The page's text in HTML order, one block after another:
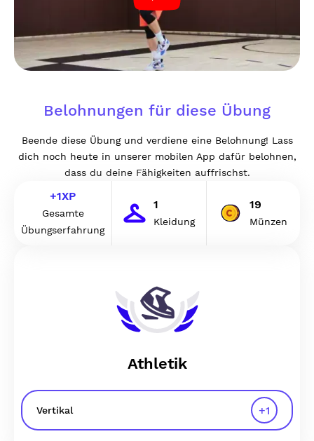
Belohnungen für diese Übung
Beende diese Übung und verdiene eine Belohnung! Lass
dich noch heute in unserer mobilen App dafür belohnen,
dass du deine Fähigkeiten auffrischst.
+1XP
Gesamte
Übungserfahrung
1
Kleidung
19
Münzen
Athletik
Vertikal +1